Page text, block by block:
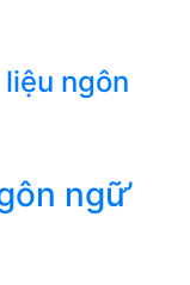
ngôn
ngữ’